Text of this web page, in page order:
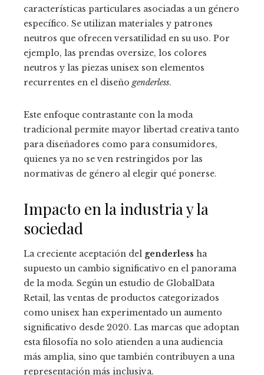
características particulares asociadas a un género
específico. Se utilizan materiales y patrones
neutros que ofrecen versatilidad en su uso. Por
ejemplo, las prendas oversize, los colores
neutros y las piezas unisex son elementos
recurrentes en el diseño genderless.
Este enfoque contrastante con la moda
tradicional permite mayor libertad creativa tanto
para diseñadores como para consumidores,
quienes ya no se ven restringidos por las
normativas de género al elegir qué ponerse.
Impacto en la industria y la
sociedad
La creciente aceptación del genderless ha
supuesto un cambio significativo en el panorama
de la moda. Según un estudio de GlobalData
Retail, las ventas de productos categorizados
como unisex han experimentado un aumento
significativo desde 2020. Las marcas que adoptan
esta filosofía no solo atienden a una audiencia
más amplia, sino que también contribuyen a una
representación más inclusiva.